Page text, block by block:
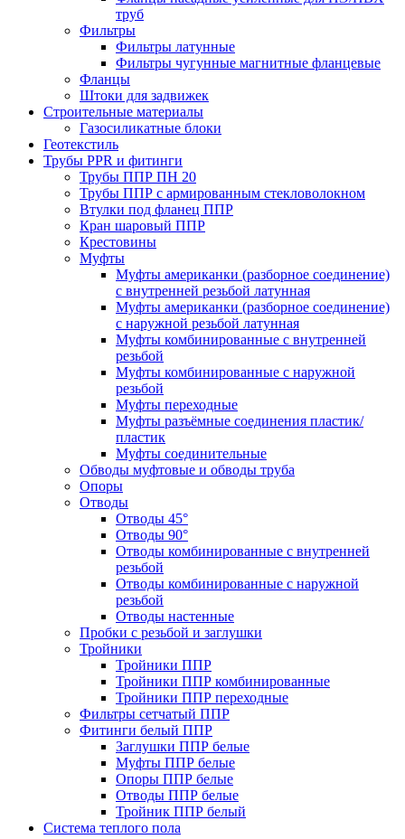
труб
Фильтры
Фильтры латунные
Фильтры чугунные магнитные фланцевые
Фланцы
Штоки для задвижек
Строительные материалы
Газосиликатные блоки
Геотекстиль
Трубы PPR и фитинги
Трубы ППР ПН 20
Трубы ППР с армированным стекловолокном
Втулки под фланец ППР
Кран шаровый ППР
Крестовины
Муфты
Муфты американки (разборное соединение)
с внутренней резьбой латунная
Муфты американки (разборное соединение)
с наружной резьбой латунная
Муфты комбинированные с внутренней
резьбой
Муфты комбинированные с наружной
резьбой
Муфты переходные
Муфты разъёмные соединения пластик/
пластик
Муфты соединительные
Обводы муфтовые и обводы труба
Опоры
Отводы
Отводы 45°
Отводы 90°
Отводы комбинированные с внутренней
резьбой
Отводы комбинированные с наружной
резьбой
Отводы настенные
Пробки с резьбой и заглушки
Тройники
Тройники ППР
Тройники ППР комбинированные
Тройники ППР переходные
Фильтры сетчатый ППР
Фитинги белый ППР
Заглушки ППР белые
Муфты ППР белые
Опоры ППР белые
Отводы ППР белые
Тройник ППР белый
Система теплого пола